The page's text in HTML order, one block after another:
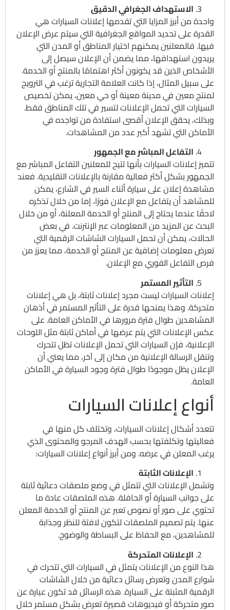
الاستهداف الجغرافي الدقيق
واحدة من أبرز المزايا التي تقدمها إعلانات السيارات هي
القدرة على تحديد المواقع الجغرافية التي سيتم عرض الإعلان
فيها. فالمعلنين يمكنهم اختيار المناطق أو المدن التي
يريدون استهدافها، مما يضمن أن الإعلان سيصل إلى
الأشخاص الذين قد يكونون أكثر اهتمامًا بالمنتج أو الخدمة.
على سبيل المثال، إذا كانت العلامة التجارية ترغب في الترويج
لمنتج معين في مدينة معينة أو حي معين، يمكن تخصيص
السيارات التي تحمل الإعلانات لتسير في تلك المناطق فقط.
وبذلك، يحقق الإعلان أقصى استفادة من تواجده في
الأماكن التي تشهد أكبر عدد من المشاهدات.
التفاعل المباشر مع الجمهور
تتميز إعلانات السيارات بأنها تتيح للمعلنين التفاعل المباشر مع
الجمهور بشكل أكثر فعالية مقارنة بالإعلانات التقليدية. فعند
مشاهدة إعلان على سيارة أثناء السير في الشارع، يمكن
للمشاهد أن يتفاعل مع الإعلان فورًا، إما من خلال تذكره
لاحقًا عندما يحتاج إلى المنتج أو الخدمة المعلنة، أو من خلال
البحث عن المزيد من المعلومات عبر الإنترنت. في بعض
الحالات، يمكن أن تحمل السيارات الشاشات الرقمية التي
تعرض معلومات إضافية عن المنتج أو الخدمة، مما يعزز من
فرص التفاعل الفوري مع الإعلان.
التأثير المستمر
إعلانات السيارات ليست مجرد إعلانات ثابتة، بل هي إعلانات
متحركة. وهذا يمنحها قدرة على التأثير المستمر في أذهان
المشاهدين طوال فترة مرورها في الأماكن العامة. على
عكس الإعلانات التي يتم عرضها في أماكن ثابتة مثل اللوحات
الإعلانية، فإن السيارات التي تحمل الإعلانات تظل تتحرك
وتنقل الرسالة الإعلانية من مكان إلى آخر، مما يعني أن
الإعلان يظل موجودًا طوال فترة وجود السيارة في الأماكن
العامة.
أنواع إعلانات السيارات
تتعدد أشكال إعلانات السيارات، وتختلف كل منها في
فعاليتها وتكلفتها بحسب الهدف المرجو والمحتوى الذي
يرغب المعلن في عرضه. ومن أبرز أنواع إعلانات السيارات:
الإعلانات الثابتة
وتشمل الإعلانات التي تتمثل في وضع ملصقات دعائية ثابتة
على جوانب السيارة أو الحافلة. هذه الملصقات عادة ما
تحتوي على صور أو نصوص تعبر عن المنتج أو الخدمة المعلن
عنها. يتم تصميم الملصقات لتكون لافتة للنظر وجذابة
للمشاهدين، مع الحفاظ على البساطة والوضوح.
الإعلانات المتحركة
هذا النوع من الإعلانات يتمثل في السيارات التي تتحرك في
شوارع المدن وتعرض رسائل دعائية من خلال الشاشات
الرقمية المثبتة على السيارة. هذه الرسائل قد تكون عبارة عن
صور متحركة أو فيديوهات قصيرة تعرض بشكل مستمر خلال